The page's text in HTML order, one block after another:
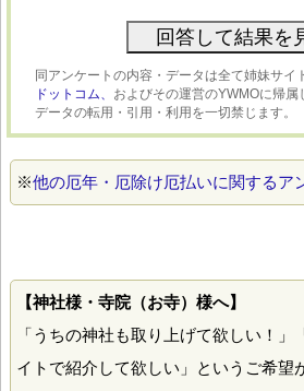
同アンケートの内容・データは全て姉妹サイ
ドットコム、 およびその運営のYWMOに帰属
データの転用・引用・利用を一切禁じます。
※他の厄年・厄除け厄払いに関するア
【神社様・寺院（お寺）様へ】
「うちの神社も取り上げて欲しい！」
イトで紹介して欲しい」というご希望